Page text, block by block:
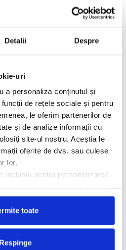
Detalii Despre
uri
a personaliza conținutul și
de rețele sociale și pentru
le oferim partenerilor de
și de analize informații cu
site-ul nostru. Aceștia le
oferite de dvs. sau culese
lor.
inclusiv pentru personalizarea
toate
Respinge
sub Licenta de Turism
12 luni – de la